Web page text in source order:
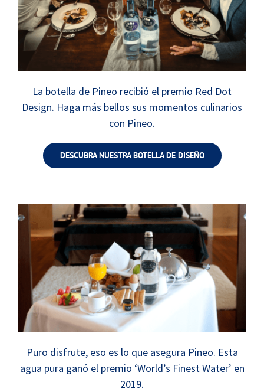
La botella de Pineo recibió el premio Red Dot
Design. Haga más bellos sus momentos culinarios
con Pineo.
DESCUBRA NUESTRA BOTELLA DE DISEÑO
Puro disfrute, eso es lo que asegura Pineo. Esta
agua pura ganó el premio ‘World’s Finest Water’ en
2019.